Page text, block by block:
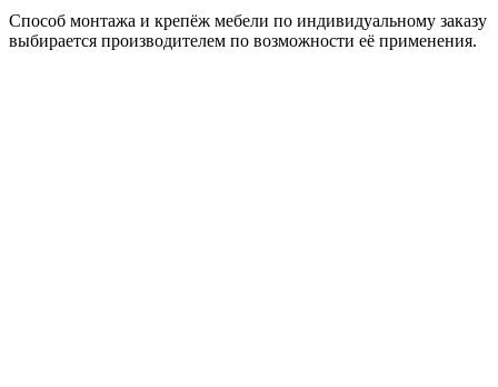
Способ монтажа и крепёж мебели по индивидуальному заказу
выбирается производителем по возможности её применения.